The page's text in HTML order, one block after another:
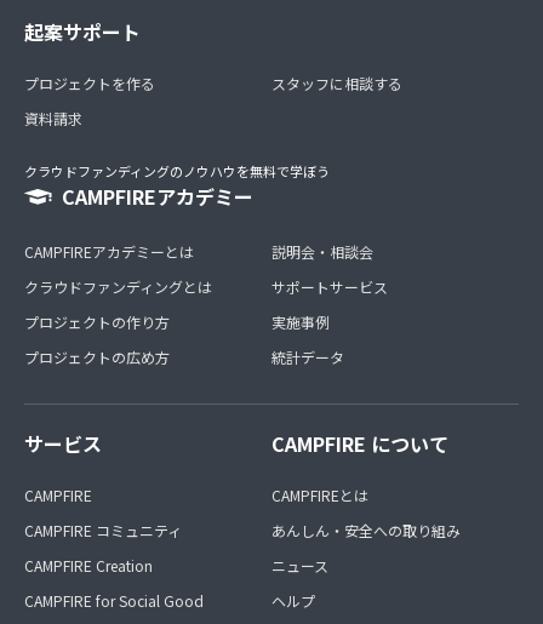
起案サポート
プロジェクトを作る
資料請求
スタッフに相談する
クラウドファンディングのノウハウを無料で学ぼう
CAMPFIREアカデミー
CAMPFIREアカデミーとは
クラウドファンディングとは
プロジェクトの作り方
プロジェクトの広め方
説明会・相談会
サポートサービス
実施事例
統計データ
サービス
CAMPFIRE
CAMPFIRE コミュニティ
CAMPFIRE Creation
CAMPFIRE for Social Good
CAMPFIRE について
CAMPFIREとは
あんしん・安全への取り組み
ニュース
ヘルプ